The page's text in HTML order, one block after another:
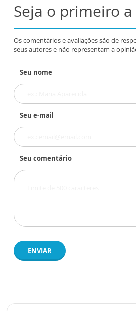
Seja o primeiro
Os comentários e avaliações são de
seus autores e não representam a
Seu nome
Seu e-mail
Seu comentário
ENVIAR